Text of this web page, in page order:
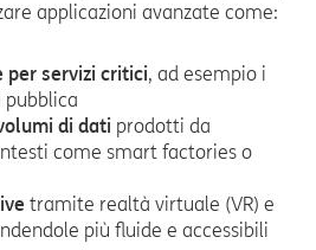
applicazioni avanzate come:
per servizi critici, ad esempio i
pubblica
di dati prodotti da
come smart factories o
tramite realtà virtuale (VR) e
più fluide e accessibili